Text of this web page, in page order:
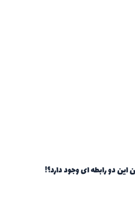
این دو رابطه ای وجود دارد؟!